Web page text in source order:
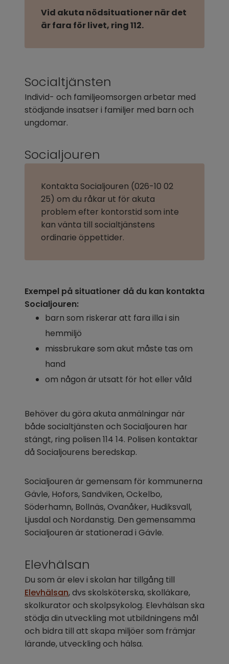
Vid akuta nödsituationer när det
är fara för livet, ring 112.
Socialtjänsten
Individ- och familjeomsorgen arbetar med
stödjande insatser i familjer med barn och
ungdomar.
Socialjouren
Kontakta Socialjouren (026-10 02
25) om du råkar ut för akuta
problem efter kontorstid som inte
kan vänta till socialtjänstens
ordinarie öppettider.
Exempel på situationer då du kan kontakta
Socialjouren:
barn som riskerar att fara illa i sin
hemmiljö
missbrukare som akut måste tas om
hand
om någon är utsatt för hot eller våld
Behöver du göra akuta anmälningar när
både socialtjänsten och Socialjouren har
stängt, ring polisen 114 14. Polisen kontaktar
då Socialjourens beredskap.
Socialjouren är gemensam för kommunerna
Gävle, Hofors, Sandviken, Ockelbo,
Söderhamn, Bollnäs, Ovanåker, Hudiksvall,
Ljusdal och Nordanstig. Den gemensamma
Socialjouren är stationerad i Gävle.
Elevhälsan
Elevhälsan, dvs skolsköterska, skolläkare,
skolkurator och skolpsykolog. Elevhälsan ska
stödja din utveckling mot utbildningens mål
och bidra till att skapa miljöer som främjar
lärande, utveckling och hälsa.